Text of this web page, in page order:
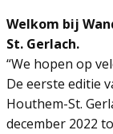
Welkom bij
St. Gerlach.
“We hopen op
De eerste editie
Houthem-St.
december 2022